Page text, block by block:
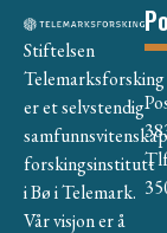
Stiftelsen
Telemarksforsking
er et selvstendig
forskingsinstitutt
i Bø i Telemark.
Vår visjon er å